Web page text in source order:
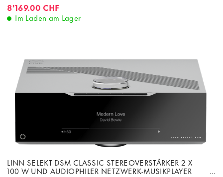
8'169.00 CHF
Im Laden am Lager
LINN SELEKT DSM CLASSIC STEREOVERSTÄRKER 2 X
100 W UND AUDIOPHILER NETZWERK-MUSIKPLAYER